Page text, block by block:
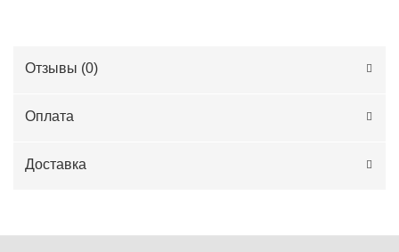
Отзывы (0)
Оплата
Доставка